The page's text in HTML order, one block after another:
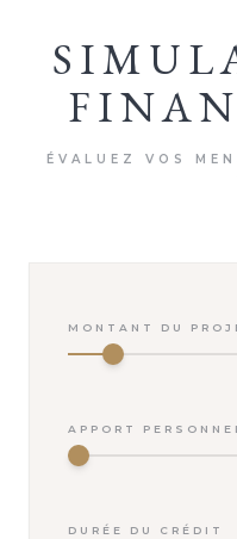
ÉVALUEZ VOS
MONTANT DU
APPORT PERSONNEL
DURÉE DU CRÉDIT